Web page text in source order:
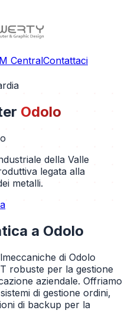
CentralContattaci
Odolo
della Valle
legata alla
metalli.
a Odolo
di Odolo
robuste per la gestione
aziendale. Offriamo
di gestione ordini,
di backup per la